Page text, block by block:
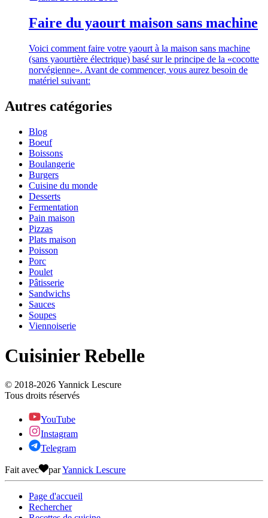
Faire du yaourt maison sans machine
Voici comment faire votre yaourt à la maison sans machine
(sans yaourtière électrique) basé sur le principe de la «cocotte
norvégienne». Avant de commencer, vous aurez besoin de
matériel suivant:
Autres catégories
Blog
Boeuf
Boissons
Boulangerie
Burgers
Cuisine du monde
Desserts
Fermentation
Pain maison
Pizzas
Plats maison
Poisson
Porc
Poulet
Pâtisserie
Sandwichs
Sauces
Soupes
Viennoiserie
Cuisinier Rebelle
© 2018-2026 Yannick Lescure
Tous droits réservés
YouTube
Instagram
Telegram
Fait avec parYannick Lescure
Page d'accueil
Rechercher